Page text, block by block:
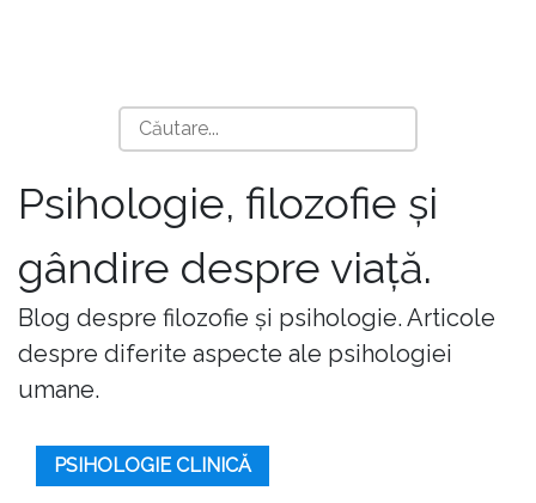
Psihologie, filozofie și
gândire despre viață.
Blog despre filozofie și psihologie. Articole
despre diferite aspecte ale psihologiei
umane.
PSIHOLOGIE CLINICĂ